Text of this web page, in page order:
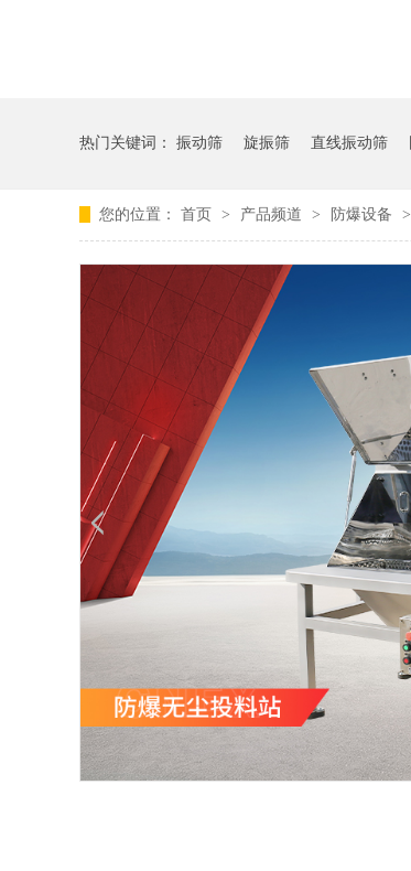
热门关键词： 振动筛 旋振筛 直线振动筛
您的位置： 首页 > 产品频道 > 防爆设备 >